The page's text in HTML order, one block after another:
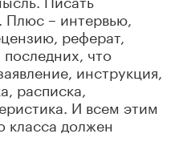
– интервью,
реферат,
что
инструкция,
расписка,
И всем этим
класса должен